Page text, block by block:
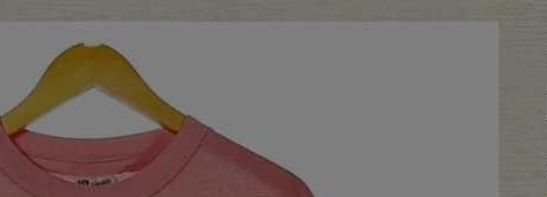
International Shipping
特集一覧